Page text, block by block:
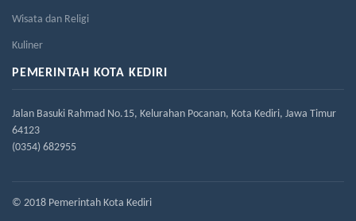
Wisata dan Religi
Kuliner
PEMERINTAH KOTA KEDIRI
Jalan Basuki Rahmad No.15, Kelurahan Pocanan, Kota Kediri, Jawa Timur
64123
(0354) 682955
© 2018 Pemerintah Kota Kediri